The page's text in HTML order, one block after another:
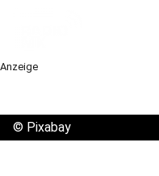
Anzeige
© Pixabay